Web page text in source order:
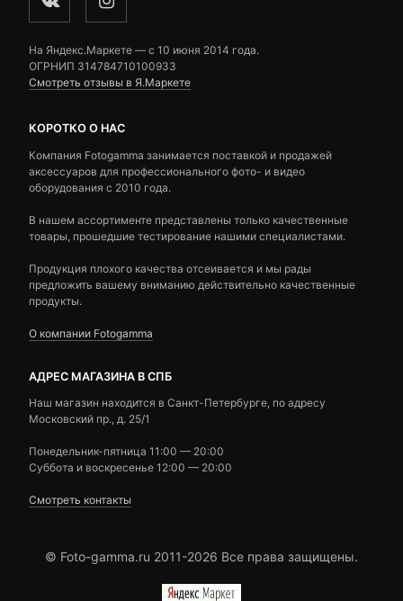
На Яндекс.Маркете — c 10 июня 2014 года.
ОГРНИП 314784710100933
Смотреть отзывы в Я.Маркете
КОРОТКО О НАС
Компания Fotogamma занимается поставкой и продажей
аксессуаров для профессионального фото- и видео
оборудования с 2010 года.
В нашем ассортименте представлены только качественные
товары, прошедшие тестирование нашими специалистами.
Продукция плохого качества отсеивается и мы рады
предложить вашему вниманию действительно качественные
продукты.
О компании Fotogamma
АДРЕС МАГАЗИНА В СПБ
Наш магазин находится в Санкт-Петербурге, по адресу
Московский пр., д. 25/1
Понедельник-пятница 11:00 — 20:00
Суббота и воскресенье 12:00 — 20:00
Смотреть контакты
© Foto-gamma.ru 2011-2026 Все права защищены.